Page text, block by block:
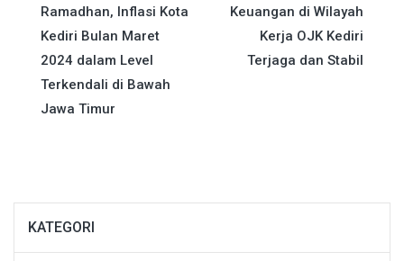
pos
Ramadhan, Inflasi Kota
Kediri Bulan Maret
2024 dalam Level
Terkendali di Bawah
Jawa Timur
Keuangan di Wilayah
Kerja OJK Kediri
Terjaga dan Stabil
KATEGORI